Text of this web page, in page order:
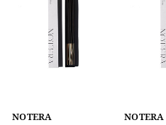
NOTERA NOTERA